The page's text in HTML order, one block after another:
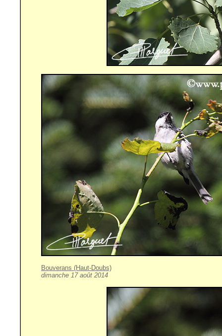
Bouverans (Haut-Doubs)
dimanche 17 août 2014